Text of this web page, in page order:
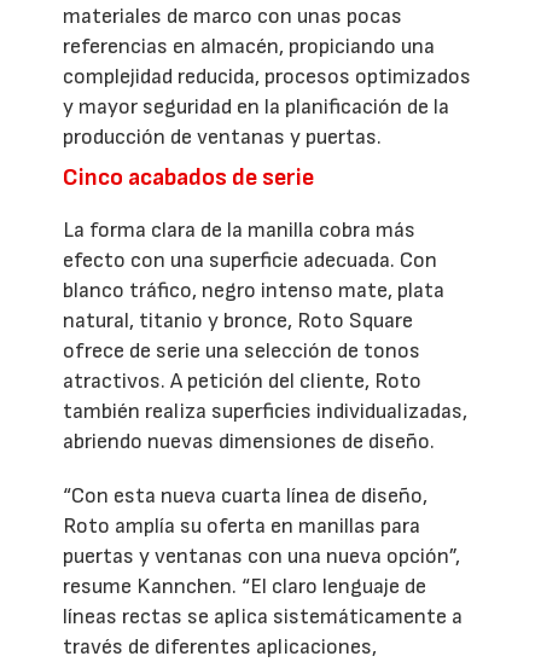
materiales de marco con unas pocas
referencias en almacén, propiciando una
complejidad reducida, procesos optimizados
y mayor seguridad en la planificación de la
producción de ventanas y puertas.
Cinco acabados de serie
La forma clara de la manilla cobra más
efecto con una superficie adecuada. Con
blanco tráfico, negro intenso mate, plata
natural, titanio y bronce, Roto Square
ofrece de serie una selección de tonos
atractivos. A petición del cliente, Roto
también realiza superficies individualizadas,
abriendo nuevas dimensiones de diseño.
“Con esta nueva cuarta línea de diseño,
Roto amplía su oferta en manillas para
puertas y ventanas con una nueva opción”,
resume Kannchen. “El claro lenguaje de
líneas rectas se aplica sistemáticamente a
través de diferentes aplicaciones,